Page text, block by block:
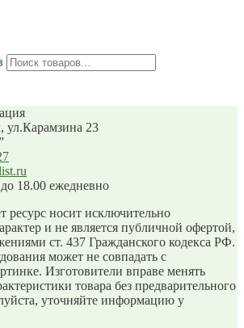
ул.Карамзина 23
18.00 ежедневно
носит исключительно
и не является публичной офертой,
ст. 437 Гражданского кодекса РФ.
может не совпадать с
Изготовители вправе менять
товара без предварительного
уточняйте информацию у